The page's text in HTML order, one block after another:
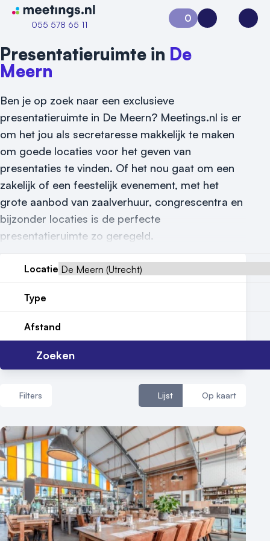
Naar home van Meetings
055 578 65 11
Locatiegids
Meld locatie aan
Nieuws
Reviews (5⭐️)
Contact
0
Aanvraag 0Inloggen
Presentatieruimte in De
Meern
Ben je op zoek naar een exclusieve
presentatieruimte in De Meern? Meetings.nl is er
om het jou als secretaresse makkelijk te maken
om goede locaties voor het geven van
presentaties te vinden. Of het nou gaat om een
zakelijk of een feestelijk evenement, met het
grote aanbod van zaalverhuur, congrescentra en
bijzonder locaties is de perfecte
presentatieruimte zo geregeld.
Locatie
Type
Afstand
Zoeken
Filters Lijst Op kaart
Aantal zalen
1 - 5 zalen
6 - 10 zalen
10 of meer zalen
Aantal personen